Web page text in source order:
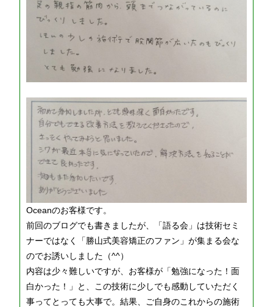
Oceanのお客様です。
前回のブログでも書きましたが、「語る会」は技術セミ
ナーではなく「勝山式美容矯正のファン」が集まる会な
のでお誘いしました（^^）
内容は少々難しいですが、お客様が「勉強になった！面
白かった！」と、この技術に少しでも感動していただく
事ってとっても大事で。結果、ご自身のこれからの施術